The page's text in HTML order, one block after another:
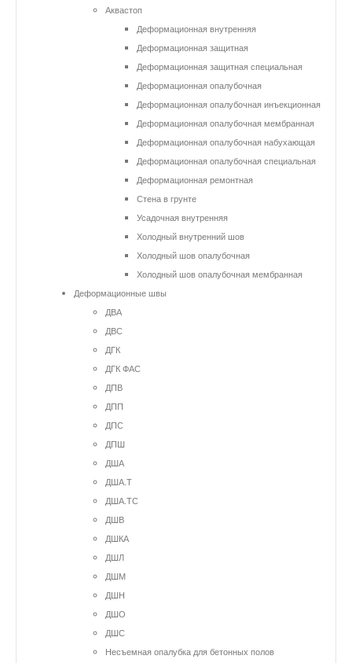
Аквастоп
Деформационная внутренняя
Деформационная защитная
Деформационная защитная специальная
Деформационная опалубочная
Деформационная опалубочная инъекционная
Деформационная опалубочная мембранная
Деформационная опалубочная набухающая
Деформационная опалубочная специальная
Деформационная ремонтная
Стена в грунте
Усадочная внутренняя
Холодный внутренний шов
Холодный шов опалубочная
Холодный шов опалубочная мембранная
Деформационные швы
ДВА
ДВС
ДГК
ДГК ФАС
ДПВ
ДПП
ДПС
ДПШ
ДША
ДША.Т
ДША.ТС
ДШВ
ДШКА
ДШЛ
ДШМ
ДШН
ДШО
ДШС
Несъемная опалубка для бетонных полов